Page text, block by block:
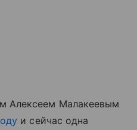
Алексеем Малакеевым
и сейчас одна